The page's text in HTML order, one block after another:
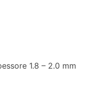
1.8 – 2.0 mm